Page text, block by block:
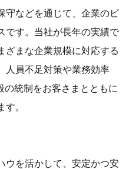
守などを通じて、企業のビ
です。当社が長年の実績で
ざまな企業規模に対応する
人員不足対策や業務効率
統制をお客さまとともに
。
ウを活かして、安定かつ安